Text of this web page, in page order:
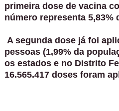
primeira dose de vacina
número representa 5,83%
A segunda dose já foi
pessoas (1,99% da
os estados e no Distrito
16.565.417 doses foram